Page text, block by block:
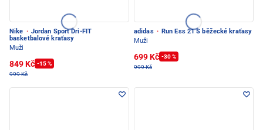
Nike · Jordan Sport Dri-FIT
basketbalové kraťasy
Muži
849 Kč -15 %
999 Kč
adidas · Run Ess 21 S běžecké kraťasy
Muži
699 Kč -30 %
999 Kč